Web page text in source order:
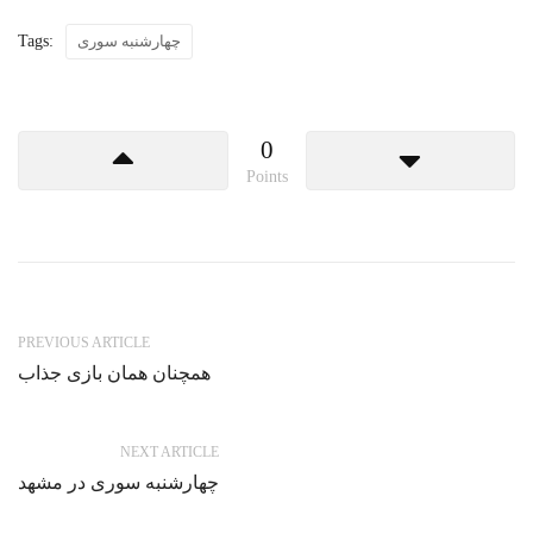
Tags: چهارشنبه سوری
0
Points
PREVIOUS ARTICLE
همچنان همان بازی جذاب
NEXT ARTICLE
چهارشنبه سوری در مشهد